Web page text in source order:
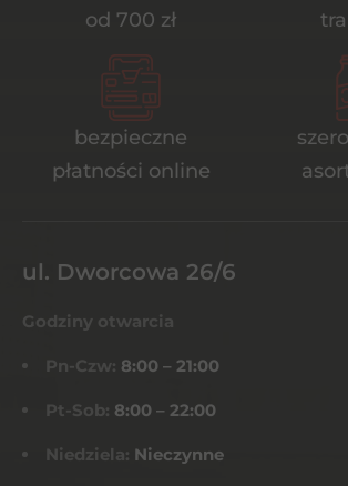
od 700 zł
bezpieczne
płatności online
ul. Dworcowa 26/6
Godziny otwarcia
Pn-Czw: 8:00 – 21:00
Pt-Sob: 8:00 – 22:00
Niedziela: Nieczynne